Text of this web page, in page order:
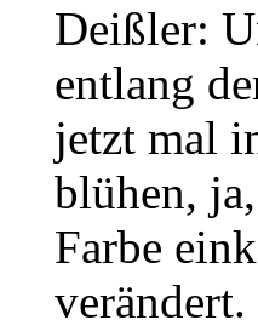
Deißler:
entlang
jetzt mal
blühen,
Farbe
verändert.